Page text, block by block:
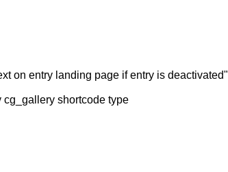
on entry landing page if entry is deactivated"
cg_gallery shortcode type